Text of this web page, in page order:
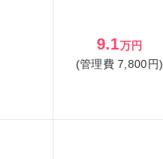
9.1万円
(管理費 7,800円)